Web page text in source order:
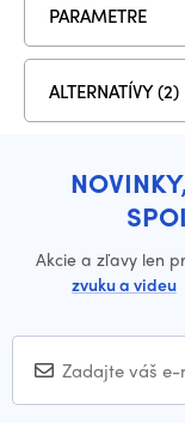
PARAMETRE
ALTERNATÍVY (2)
Akcie a zľavy len
zvuku a videu